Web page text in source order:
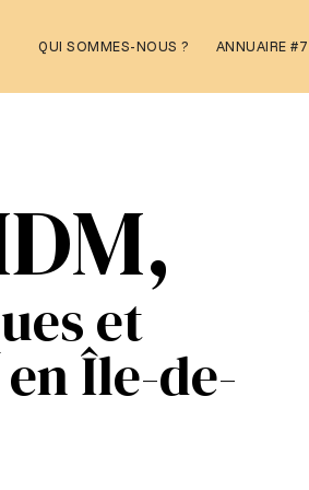
QUI SOMMES-NOUS ? ANNUAIRE #7
et
Île-de-